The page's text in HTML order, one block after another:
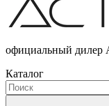
официальный дилер
Каталог